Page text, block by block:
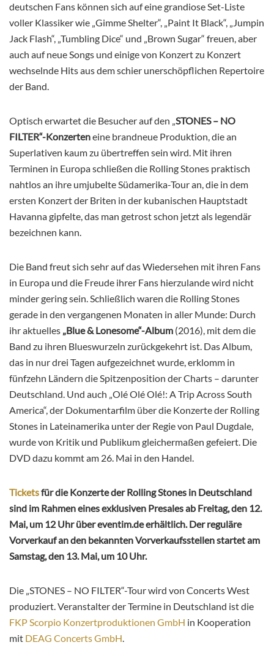
deutschen Fans können sich auf eine grandiose Set-Liste
voller Klassiker wie „Gimme Shelter“, „Paint It Black“, „Jumpin
Jack Flash“, „Tumbling Dice“ und „Brown Sugar“ freuen, aber
auch auf neue Songs und einige von Konzert zu Konzert
wechselnde Hits aus dem schier unerschöpflichen Repertoire
der Band.
Optisch erwartet die Besucher auf den „STONES – NO
FILTER“-Konzerteneine brandneue Produktion, die an
Superlativen kaum zu übertreffen sein wird. Mit ihren
Terminen in Europa schließen die Rolling Stones praktisch
nahtlos an ihre umjubelte Südamerika-Tour an, die in dem
ersten Konzert der Briten in der kubanischen Hauptstadt
Havanna gipfelte, das man getrost schon jetzt als legendär
bezeichnen kann.
Die Band freut sich sehr auf das Wiedersehen mit ihren Fans
in Europa und die Freude ihrer Fans hierzulande wird nicht
minder gering sein. Schließlich waren die Rolling Stones
gerade in den vergangenen Monaten in aller Munde: Durch
ihr aktuelles „Blue & Lonesome“-Album (2016), mit dem die
Band zu ihren Blueswurzeln zurückgekehrt ist. Das Album,
das in nur drei Tagen aufgezeichnet wurde, erklomm in
fünfzehn Ländern die Spitzenposition der Charts – darunter
Deutschland. Und auch „Olé Olé Olé!: A Trip Across South
America“, der Dokumentarfilm über die Konzerte der Rolling
Stones in Lateinamerika unter der Regie von Paul Dugdale,
wurde von Kritik und Publikum gleichermaßen gefeiert. Die
DVD dazu kommt am 26. Mai in den Handel.
Ticketsfür die Konzerte der Rolling Stones in Deutschland
sind im Rahmen eines exklusiven Presales ab Freitag, den 12.
Mai, um 12 Uhr über eventim.de erhältlich. Der reguläre
Vorverkauf an den bekannten Vorverkaufsstellen startet am
Samstag, den 13. Mai, um 10 Uhr.
Die „STONES – NO FILTER“-Tour wird von Concerts West
produziert. Veranstalter der Termine in Deutschland ist die
FKP Scorpio Konzertproduktionen GmbH in Kooperation
mit DEAG Concerts GmbH.